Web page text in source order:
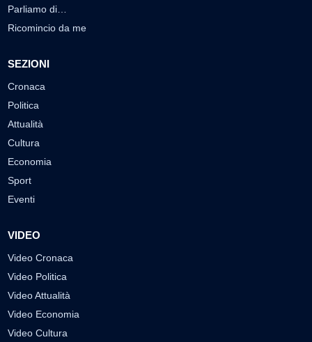
Parliamo di…
Ricomincio da me
SEZIONI
Cronaca
Politica
Attualità
Cultura
Economia
Sport
Eventi
VIDEO
Video Cronaca
Video Politica
Video Attualità
Video Economia
Video Cultura